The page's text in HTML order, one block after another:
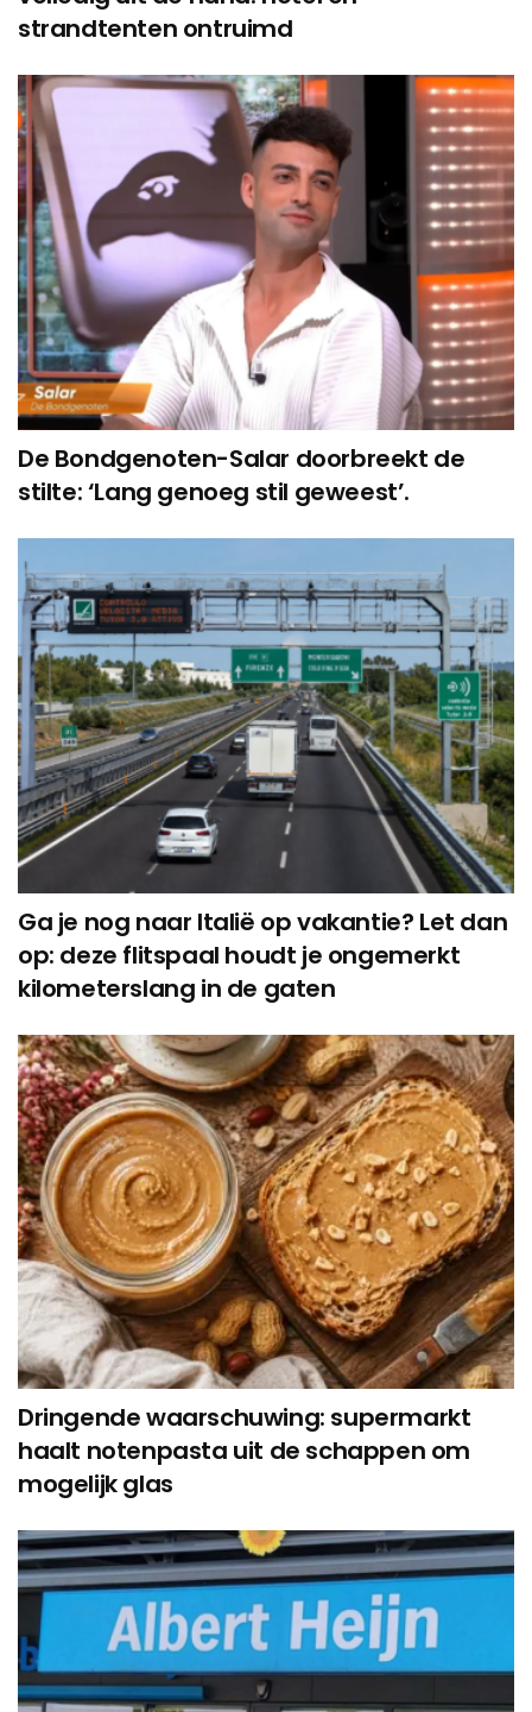
strandtenten ontruimd
De Bondgenoten-Salar doorbreekt de
stilte: ‘Lang genoeg stil geweest’.
Ga je nog naar Italië op vakantie? Let dan
op: deze flitspaal houdt je ongemerkt
kilometerslang in de gaten
Dringende waarschuwing: supermarkt
haalt notenpasta uit de schappen om
mogelijk glas